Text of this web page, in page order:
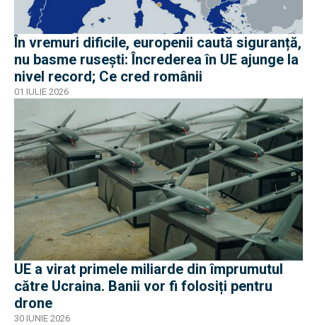
În vremuri dificile, europenii caută siguranță,
nu basme rusești: Încrederea în UE ajunge la
nivel record; Ce cred românii
01 IULIE 2026
UE a virat primele miliarde din împrumutul
către Ucraina. Banii vor fi folosiți pentru
drone
30 IUNIE 2026